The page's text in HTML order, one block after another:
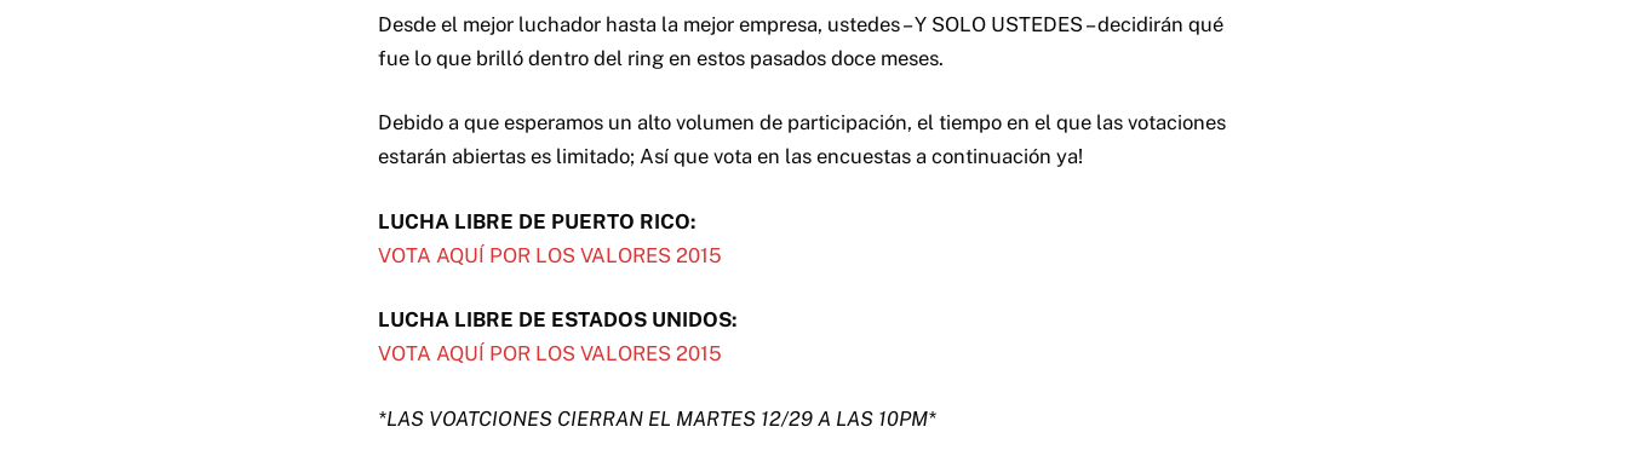
Desde el mejor luchador hasta la mejor empresa, ustedes – Y SOLO USTEDES – decidirán qué
fue lo que brilló dentro del ring en estos pasados doce meses.
Debido a que esperamos un alto volumen de participación, el tiempo en el que las votaciones
estarán abiertas es limitado; Así que vota en las encuestas a continuación ya!
LUCHA LIBRE DE PUERTO RICO:
VOTA AQUÍ POR LOS VALORES 2015
LUCHA LIBRE DE ESTADOS UNIDOS:
VOTA AQUÍ POR LOS VALORES 2015
*LAS VOATCIONES CIERRAN EL MARTES 12/29 A LAS 10PM*